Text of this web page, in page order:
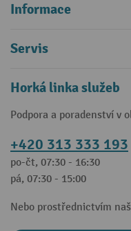
Informace
Servis
Horká linka služeb
Podpora a poradenství v
+420 313 333 193
po-čt, 07:30 - 16:30
pá, 07:30 - 15:00
Nebo prostřednictvím